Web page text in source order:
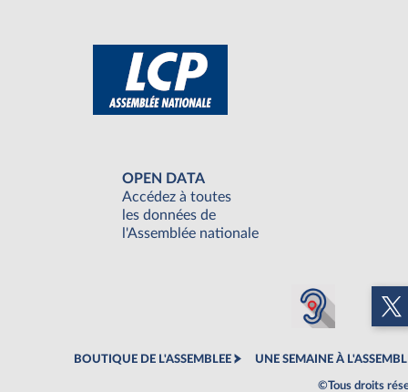
OPEN DATA
Accédez à toutes
les données de
l'Assemblée nationale
BOUTIQUE DE L'ASSEMBLEE UNE SEMAINE À
©Tous droits